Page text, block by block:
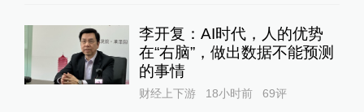
李开复：AI时代，人的优势
在“右脑”，做出数据不能预测
的事情
财经上下游 18小时前 69评